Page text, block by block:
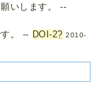
いします。 --
。 -- DOI-2? 2010-